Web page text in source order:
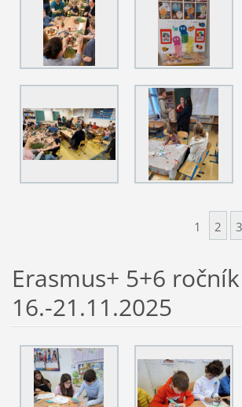
1 2 3
Erasmus+ 5+6
16.-21.11.2025